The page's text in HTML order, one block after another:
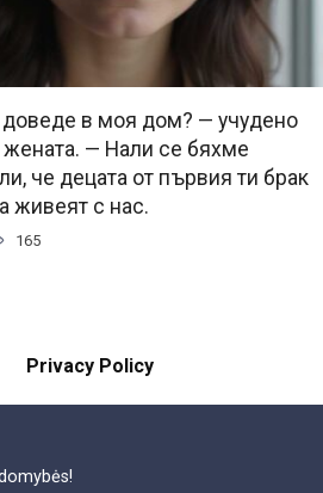
в моя дом? — учудено
жената. — Нали се бяхме
че децата от първия ти брак
живеят с нас.
165
Privacy Policy